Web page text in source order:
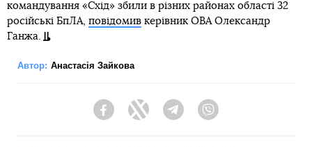
командування «Схід» збили в різних районах області 32
російські БпЛА, повідомив керівник ОВА Олександр
Ганжа.
Автор: Анастасія Зайкова
FacebookTwitter Telegram